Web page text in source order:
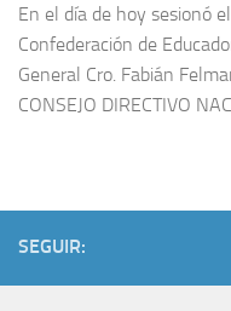
En el día de hoy sesionó
Confederación de
General Cro. Fabián
CONSEJO DIRECTIVO
SEGUIR: